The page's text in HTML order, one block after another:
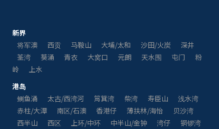
新界
将军澳
西贡 马鞍山 大埔/太和 沙田/火炭
深井
荃湾
葵涌 青衣 大窝口 元朗 天水围 屯门
粉
岭
上水
港岛
鲗鱼涌
太古/西湾河 筲箕湾 柴湾 寿臣山
浅水湾
赤柱/大潭
南区/石澳 香港仔 薄扶林/海怡
贝沙湾
西半山
西区 上环/中环 中半山/金钟 湾仔
铜锣湾